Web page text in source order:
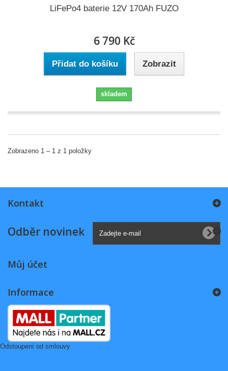
LiFePo4 baterie 12V 170Ah FUZO
6 790 Kč
Přidat do košíku Zobrazit
skladem
Zobrazeno 1 – 1 z 1 položky
Kontakt
Odběr novinek
Můj účet
Informace
Odstoupení od smlouvy